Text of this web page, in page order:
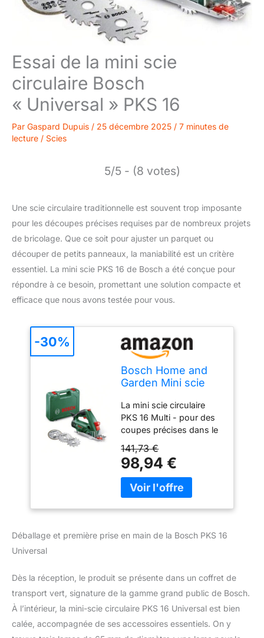
Essai de la mini scie
circulaire Bosch
« Universal » PKS 16
Par Gaspard Dupuis / 25 décembre 2025 / 7 minutes de
lecture / Scies
5/5 - (8 votes)
Une scie circulaire traditionnelle est souvent trop imposante
pour les découpes précises requises par de nombreux projets
de bricolage. Que ce soit pour ajuster un parquet ou
découper de petits panneaux, la maniabilité est un critère
essentiel. La mini scie PKS 16 de Bosch a été conçue pour
répondre à ce besoin, promettant une solution compacte et
efficace que nous avons testée pour vous.
Bosch Home and
Garden Mini scie
"Universal" PKS 16
avec coffret, et 3
lames 06033B3000
Vert 35,6 cm
La mini scie circulaire
PKS 16 Multi - pour des
coupes précises dans le
multi-matériaux Pour de
nombreuses applications
grâce aux trois lames de
scie incluses, par
plongeantes précises
de scie abaissable
Travaillez sans poussière
grâce à l'adaptateur
Livré avec : PKS 16, 1x
141,73 €
98,94 €
-30%
Déballage et première prise en main de la Bosch PKS 16
Universal
Dès la réception, le produit se présente dans un coffret de
transport vert, signature de la gamme grand public de Bosch.
À l’intérieur, la mini-scie circulaire PKS 16 Universal est bien
calée, accompagnée de ses accessoires essentiels. On y